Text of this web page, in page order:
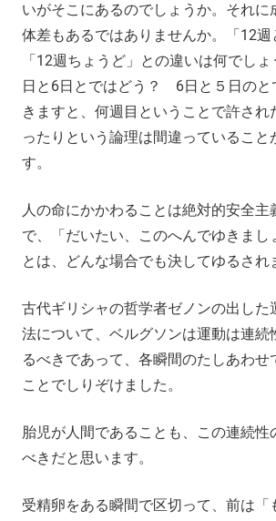
いがそこにあるのでしょうか。それに
体差もあるではありませんか。「12週
「12週ちょうど」との違いは何でし
日と6日とではどう？ 6日と５日のと
きますと、何週目ということで許され
ったりという論理は間違っていること
す。
人の命にかかわることは絶対的安全主
で、「だいたい、このへんでゆきまし
とは、どんな場合でも決してゆるされ
古代ギリシャの哲学者ゼノンの出した
法について、ベルグソンは運動は連続
るべきであって、各瞬間のたしあわせ
ことでしりぞけました。
胎児が人間であることも、この連続性
べきだと思います。
受精卵をある瞬間で区切って、前は「